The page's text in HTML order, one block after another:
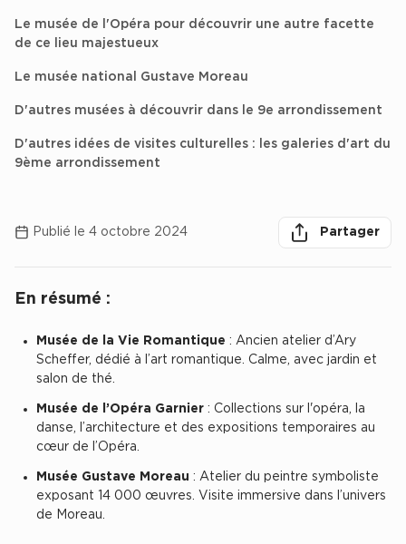
Achat de Bureaux à Marseille
Achat de Bureaux à Rennes
Collections de Bureaux
Hôtels particuliers
Immeuble indépendant
Location bureaux Bellecour - Cordeliers (Lyon)
Location d'Entrepôts / Activités
Location d'Entrepôts / Activités à Saint-Priest
Location d'Entrepôts / Activités à Massy
Location d'Entrepôts / Activités à Rennes
Location d'Entrepôts / Activités à Besançon
Le musée de l'Opéra pour découvrir une autre facette
de ce lieu majestueux
Le musée national Gustave Moreau
D'autres musées à découvrir dans le 9e arrondissement
D'autres idées de visites culturelles : les galeries d'art du
9ème arrondissement
Publié le 4 octobre 2024
Partager
Partager sur
Partager
Partager
En résumé :
Musée de la Vie Romantique : Ancien atelier d’Ary
Scheffer, dédié à l’art romantique. Calme, avec jardin et
salon de thé.
Musée de l’Opéra Garnier : Collections sur l'opéra, la
danse, l’architecture et des expositions temporaires au
cœur de l’Opéra.
Musée Gustave Moreau : Atelier du peintre symboliste
exposant 14 000 œuvres. Visite immersive dans l’univers
de Moreau.